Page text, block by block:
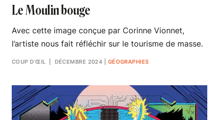
Le Moulin bouge
Avec cette image conçue par Corinne Vionnet,
l’artiste nous fait réfléchir sur le tourisme de masse.
COUP D’ŒIL | DÉCEMBRE 2024 GÉOGRAPHIES